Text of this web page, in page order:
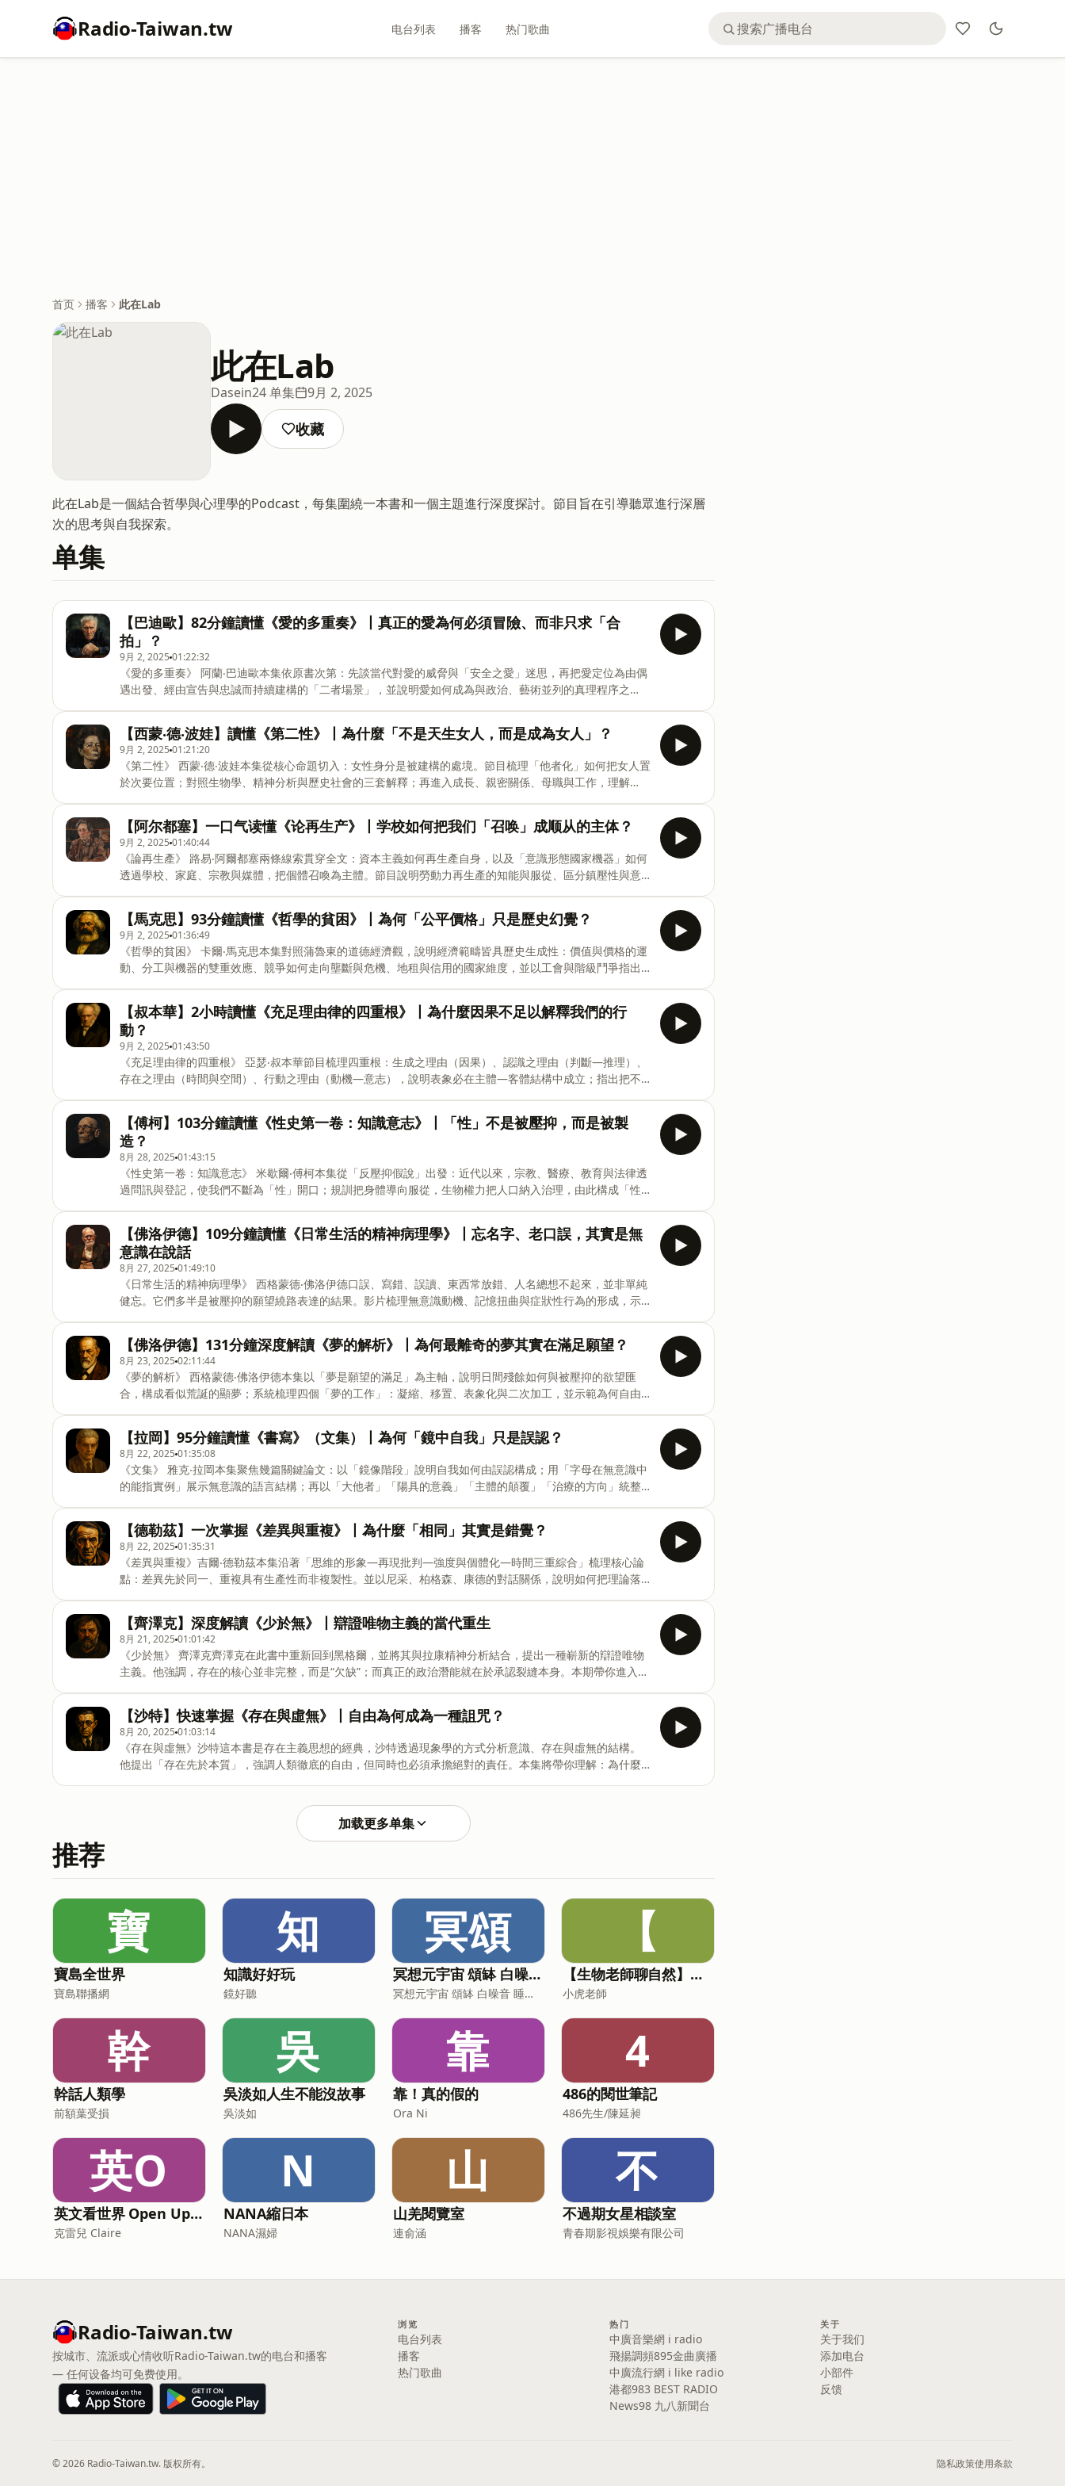
Radio-Taiwan.tw 电台列表 播客 热门歌曲
首页 播客 此在Lab
此在Lab
Dasein24 单集 9月 2, 2025
收藏
此在Lab是一個結合哲學與心理學的Podcast，每集圍繞一本書和一個主題進行深度探討。節目旨在引導聽眾進行深層
次的思考與自我探索。
单集
【巴迪歐】82分鐘讀懂《愛的多重奏》丨真正的愛為何必須冒險、而非只求「合
拍」？
9月 2, 2025 01:22:32
《愛的多重奏》 阿蘭‧巴迪歐本集依原書次第：先談當代對愛的威脅與「安全之愛」迷思，再把愛定位為由偶
遇出發、經由宣告與忠誠而持續建構的「二者場景」，並說明愛如何成為與政治、藝術並列的真理程序之
是感覺，是一個工程36:06 愛如何生產“真理”？51:27 愛與政治的意外關聯01:05:14 作為藝術與抵抗的愛#巴
迪歐#愛的多重奏#差異與共在
【西蒙‧德‧波娃】讀懂《第二性》丨為什麼「不是天生女人，而是成為女人」？
9月 2, 2025 01:21:20
《第二性》 西蒙‧德‧波娃本集從核心命題切入：女性身分是被建構的處境。節目梳理「他者化」如何把女人置
於次要位置；對照生物學、精神分析與歷史社會的三套解釋；再進入成長、親密關係、母職與工作，理解
論：生理、心理和經濟並非命運28:08 歷史的枷鎖與神話的牢籠47:43 成為女人的過程：從成長到處境10237
辯解與解放：從內在逃避到走向獨立
【阿尔都塞】一口气读懂《论再生产》丨学校如何把我们「召唤」成顺从的主体？
9月 2, 2025 01:40:44
《論再生產》 路易‧阿爾都塞兩條線索貫穿全文：資本主義如何再生產自身，以及「意識形態國家機器」如何
透過學校、家庭、宗教與媒體，把個體召喚為主體。節目說明勞動力再生產的知能與服從、區分鎮壓性與意
軸】模塊一： 看不見的工廠——社會如何維持自身運轉？模塊二： 社會大廈的藍圖——下層建築與上層建築
模塊三： 國家的兩只手——鎮壓與意識形態模塊四： “嘿，那個誰！”——意識形態如何塑造了“你”？模塊
五： 頭號機器——為什麼學校是資本主義的“兵工廠”？關鍵字阿爾都塞，再生產，意識形態國家機器，召
喚，主體化，學校裝置，鎮壓性國家機器，階級鬥爭，相對自主性，結構因果性，日常儀式，家庭與宗教，
媒體與教育，理論實踐，馬克思主義#阿爾都塞#再生產#意識形態國家機器
【馬克思】93分鐘讀懂《哲學的貧困》丨為何「公平價格」只是歷史幻覺？
9月 2, 2025 01:36:49
《哲學的貧困》 卡爾‧馬克思本集對照蒲魯東的道德經濟觀，說明經濟範疇皆具歷史生成性：價值與價格的運
動、分工與機器的雙重效應、競爭如何走向壟斷與危機、地租與信用的國家維度，並以工會與階級鬥爭指出
們聊的“價值”，到底是個啥？14:06 “構成價值”：一個關於“公平價格”的夢想36:01公平夢想的碰壁：貨幣和利
潤是怎麼回事？53:59 思想的“方法論”：是“想法”創造世界，還是“世界”產生想法？01:20:22 社會不是靜態拼
圖：分工、競爭和罷工的真相關鍵字馬克思，哲學的貧困，蒲魯東，價值與價格，分工與機器，競爭與壟
斷，地租，信用與稅收，歷史唯物論，辯證法，階級鬥爭，小資產階級社會主義，政治經濟學批判，商品與
貨幣#马克思#哲学的贫困#蒲魯東
【叔本華】2小時讀懂《充足理由律的四重根》丨為什麼因果不足以解釋我們的行
動？
9月 2, 2025 01:43:50
《充足理由律的四重根》 亞瑟‧叔本華節目梳理四重根：生成之理由（因果）、認識之理由（判斷—推理）、
存在之理由（時間與空間）、行動之理由（動機—意志），說明表象必在主體—客體結構中成立；指出把不
——“充足理由律”究竟是什麼？16:17 物理世界的鐵律——“為什麼”的第一張面孔：因果31:10 思想世界的規
則——“為什麼”的第二張面孔：邏輯51:00 時空的內在秩序——“為什麼”的第三張面孔：存在01:08:37 內在世
界的驅動力——“為什麼”的第四張面孔：動機01:26:44 四重根的匯合——世界作為意志和表象關鍵字叔本
華，充足理由律的四重根，充足根據律，因果律，認識理由，存在理由，行動理由，表象，意志，主體與客
體，萊布尼茲，康德，沃爾夫，邏輯與判斷，道德責任#叔本华#表象意志#充足理由律的
【傅柯】103分鐘讀懂《性史第一卷：知識意志》丨「性」不是被壓抑，而是被製
造？
8月 28, 2025 01:43:15
《性史第一卷：知識意志》 米歇爾‧傅柯本集從「反壓抑假說」出發：近代以來，宗教、醫療、教育與法律透
過問訊與登記，使我們不斷為「性」開口；規訓把身體導向服從，生物權力把人口納入治理，由此構成「性
——我們真的活在性壓抑的時代嗎？14:30 權力的實驗室——“性倒錯”是如何被發明出來的？30:17 坦白與科
學——西方人如何“知道”性？46:18 權力的新定義——它不是鎮壓，而是生產1:00:54 性經驗的機制——權力
如何管理我們的身體與快感？1:25:21 生命權力——從讓你死到讓你活關鍵字傅柯，性史，知識意志，反壓抑
假說，話語權力，懺悔術，牧師權力，規訓，生物權力，人口治理，性裝置，主體化，醫療與教育，現代性
【佛洛伊德】109分鐘讀懂《日常生活的精神病理學》丨忘名字、老口誤，其實是無
意識在說話
8月 27, 2025 01:49:10
《日常生活的精神病理學》 西格蒙德‧佛洛伊德口誤、寫錯、誤讀、東西常放錯、人名總想不起來，並非單純
健忘。它們多半是被壓抑的願望繞路表達的結果。影片梳理無意識動機、記憶扭曲與症狀性行為的形成，示
你會想不起熟悉的名字？17:57 童年的面具：你的第一份記憶是真的嗎？33:42 說漏嘴的真相：口誤背後的潛
意識動機52:55做錯事的邏輯：那些並非偶然的行動失誤01:07:44 錯誤的交響曲：當口誤、筆誤和行動失誤同
時發生01:26:02迷信與命運：是誰在安排你的“偶然”？#精神分析#佛洛伊德#日常心理學
【佛洛伊德】131分鐘深度解讀《夢的解析》丨為何最離奇的夢其實在滿足願望？
8月 23, 2025 02:11:44
《夢的解析》 西格蒙德‧佛洛伊德本集以「夢是願望的滿足」為主軸，說明日間殘餘如何與被壓抑的欲望匯
合，構成看似荒誕的顯夢；系統梳理四個「夢的工作」：凝縮、移置、表象化與二次加工，並示範為何自由
軸】00:00舊地圖的盡頭：解夢為何總是“玄學”？14:34聆聽畫外音：一把叫“自由聯想”的鑰匙32:25夢的唯一
法則：願望的滿足46:42戴面具的願望：為何會有噩夢與怪夢？01:06:37夢的“廚房”：思想如何被烹飪成影
像？01:21:13夢的“語言”：從具體圖像到通用符號01:39:40看不見的劇場：精神世界的“後台”結構01:54:04夢
的終極職責：睡眠的守護者與自我的鏡子
【拉岡】95分鐘讀懂《書寫》（文集）丨為何「鏡中自我」只是誤認？
8月 22, 2025 01:35:08
《文集》 雅克‧拉岡本集聚焦幾篇關鍵論文：以「鏡像階段」說明自我如何由誤認構成；用「字母在無意識中
的能指實例」展示無意識的語言結構；再以「大他者」「陽具的意義」「主體的顛覆」「治療的方向」統整
詮釋邊界。章節：時間軸00:00 我是誰？——鏡子與“自我”的誕生15:38 “無人駕駛”的內心——像語言一樣運
作的無意識21:59 世界的三個維度——想象、符號與真實30:14 詞語的暴政——能指如何“統治”世界43:38 我
由“他”說——主體與大他者50:01 永遠在別處的滿足——慾望和它的神秘誘因01:06:15 權力的符號——菲勒斯
的意義01:14:00 言說的療癒——精神分析的目標與實踐關鍵字拉岡，書寫，鏡像階段，想像界，象徵界，真
實界，能指與所指，大他者，陽具的意義，父之名，無意識如語言，主體的顛
【德勒茲】一次掌握《差異與重複》丨為什麼「相同」其實是錯覺？
8月 22, 2025 01:35:31
《差異與重複》吉爾‧德勒茲本集沿著「思維的形象—再現批判—強度與個體化—時間三重綜合」梳理核心論
點：差異先於同一、重複具有生產性而非複製性。並以尼采、柏格森、康德的對話關係，說明如何把理論落
——世界不是由“相同”拼成的23:37 時間的誕生——習慣與活生生的現在41:08記憶的悖論——從未成為現在
的“過去”60:00終極時間——作為篩選器的“永恆回歸”79:00 思想的“前提”——我們真的在“思考”嗎？87:00 理
念的革命——答案之前的問題關鍵字德勒茲、差異與重複、差異本身、重複自身、思維的形象、再現批判、
強度、個體化、時間三重綜合、尼采永恆回歸、柏格森記憶、康德批判、生成、概念創造、問題哲學#德勒茲
#當代哲學#形上學
【齊澤克】深度解讀《少於無》丨辯證唯物主義的當代重生
8月 21, 2025 01:01:42
《少於無》 齊澤克齊澤克在此書中重新回到黑格爾，並將其與拉康精神分析結合，提出一種嶄新的辯證唯物
主義。他強調，存在的核心並非完整，而是“欠缺”；而真正的政治潛能就在於承認裂縫本身。本期帶你進入齊
圖的理型：現實世界的“說明書”？14:53上帝死了？基督教的核心“醜聞”20:53我思故我在：主體的“自說自話”
28:17 黑格爾辯證法：世界是一場“正-反-合”的戲劇嗎？37:51 拉康的鏡像：我是誰？是鏡子里的那個“我”嗎？
45:54 慾望的迷宮：我們到底想要什麼？54:46 從量子物理到政治：一個“不全是”的世界齊澤克,少於無,黑格
爾,辯證法,辯證唯物主義,拉康,精神分析,意識形態,真實界,欠缺,大他者不存在,烏托邦,資本主義批判,哲學思潮,
當代理論#齊澤克#黑格爾#少於無
【沙特】快速掌握《存在與虛無》丨自由為何成為一種詛咒？
8月 20, 2025 01:03:14
《存在與虛無》沙特這本書是存在主義思想的經典，沙特透過現象學的方式分析意識、存在與虛無的結構。
他提出「存在先於本質」，強調人類徹底的自由，但同時也必須承擔絕對的責任。本集將帶你理解：為什麼
在與未來37:05 他人的注視：我如何成為一個“東西”45:39 具體關係：愛、欲與衝突的根源54:45 絕對自由：
處境與責任關鍵字沙特,存在與虛無,存在主義,存在先於本質,惡意自欺,自由與責任,他人即地獄,現象學,胡塞爾,
加载更多单集
推荐
寶
寶島全世界
寶島聯播網
知
知識好好玩
鏡好聽
冥頌
冥想元宇宙 頌缽 白噪音 睡眠音樂
冥想元宇宙 頌缽 白噪音 睡眠音樂
【
【生物老師聊自然】小故事，談生態
小虎老師
幹
幹話人類學
前額葉受損
吳
吳淡如人生不能沒故事
吳淡如
靠
靠！真的假的
Ora Ni
4
486的閱世筆記
486先生/陳延昶
英O
英文看世界 Open Up English with Claire
克雷兒 Claire
N
NANA縮日本
NANA濕婦
山
山羌閱覽室
連俞涵
不
不過期女星相談室
青春期影視娛樂有限公司
Radio-Taiwan.tw
按城市、流派或心情收听Radio-Taiwan.tw的电台和播客
— 任何设备均可免费使用。
浏览
电台列表
播客
热门歌曲
热门
中廣音樂網 i radio
飛揚調頻895金曲廣播
中廣流行網 i like radio
港都983 BEST RADIO
News98 九八新聞台
关于
关于我们
添加电台
小部件
反馈
© 2026 Radio-Taiwan.tw. 版权所有。 隐私政策使用条款